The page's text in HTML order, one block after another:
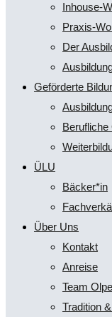
Inhouse-
Praxis-
Der
Geförderte
Berufliche
ÜLU
Bäcker*in
Über Uns
Kontakt
Anreise
Team Olpe
Tradition